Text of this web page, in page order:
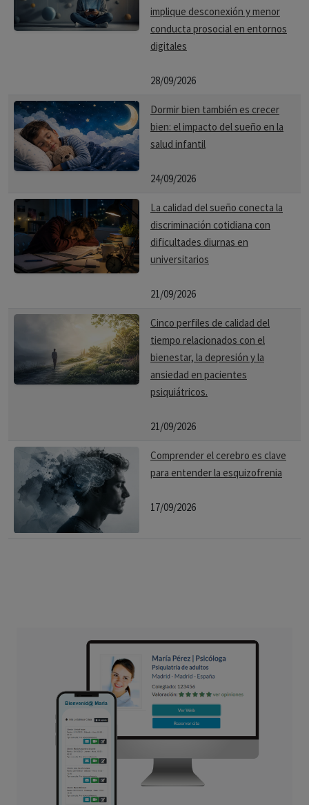
implique desconexión y menor
conducta prosocial en entornos
digitales
28/09/2026
Dormir bien también es crecer
bien: el impacto del sueño en la
salud infantil
24/09/2026
La calidad del sueño conecta la
discriminación cotidiana con
dificultades diurnas en
universitarios
21/09/2026
Cinco perfiles de calidad del
tiempo relacionados con el
bienestar, la depresión y la
ansiedad en pacientes
psiquiátricos.
21/09/2026
Comprender el cerebro es clave
para entender la esquizofrenia
17/09/2026